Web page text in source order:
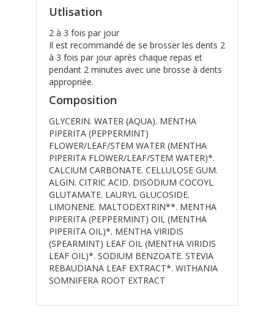
Utlisation
2 à 3 fois par jour
Il est recommandé de se brosser les dents 2
à 3 fois par jour après chaque repas et
pendant 2 minutes avec une brosse à dents
appropriée.
Composition
GLYCERIN. WATER (AQUA). MENTHA
PIPERITA (PEPPERMINT)
FLOWER/LEAF/STEM WATER (MENTHA
PIPERITA FLOWER/LEAF/STEM WATER)*.
CALCIUM CARBONATE. CELLULOSE GUM.
ALGIN. CITRIC ACID. DISODIUM COCOYL
GLUTAMATE. LAURYL GLUCOSIDE.
LIMONENE. MALTODEXTRIN**. MENTHA
PIPERITA (PEPPERMINT) OIL (MENTHA
PIPERITA OIL)*. MENTHA VIRIDIS
(SPEARMINT) LEAF OIL (MENTHA VIRIDIS
LEAF OIL)*. SODIUM BENZOATE. STEVIA
REBAUDIANA LEAF EXTRACT*. WITHANIA
SOMNIFERA ROOT EXTRACT